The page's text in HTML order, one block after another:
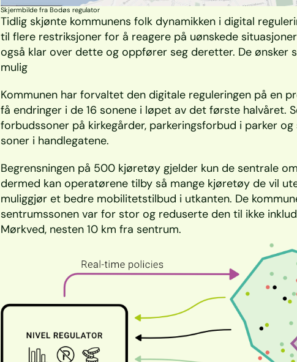
Skjermbilde fra Bodøs regulator
Tidlig skjønte kommunens folk dynamikken i digital
til flere restriksjoner for å reagere på uønskede
også klar over dette og oppfører seg deretter. De ønsker
mulig
Kommunen har forvaltet den digitale reguleringen på en
få endringer i de 16 sonene i løpet av det første halvåret.
forbudssoner på kirkegårder, parkeringsforbud i parker
soner i handlegatene.
Begrensningen på 500 kjøretøy gjelder kun de sentrale
dermed kan operatørene tilby så mange kjøretøy de vil
muliggjør et bedre mobilitetstilbud i utkanten. De
sentrumssonen var for stor og reduserte den til ikke
Mørkved, nesten 10 km fra sentrum.